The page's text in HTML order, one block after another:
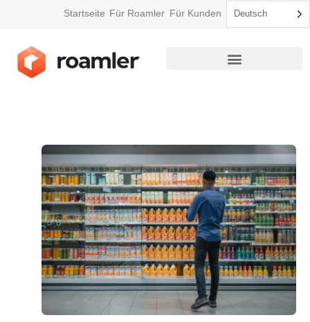
Startseite Für Roamler Für Kunden Deutsch